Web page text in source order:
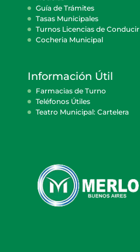
Guía de Trámites
Tasas Municipales
Turnos Licencias de Conducir
Cocheria Municipal
Información Útil
Farmacias de Turno
Teléfonos Útiles
Teatro Municipal: Cartelera